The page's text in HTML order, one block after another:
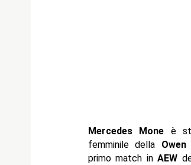
Mercedes Mone è
femminile della
primo match inAEW